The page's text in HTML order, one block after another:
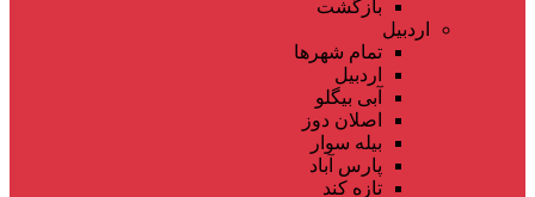
بازگشت
اردبیل
تمام شهر‌ها
اردبیل
آبی بیگلو
اصلان دوز
بیله سوار
پارس آباد
تازه کند